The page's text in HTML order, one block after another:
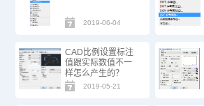
2019-06-04
CAD比例设置标注
值跟实际数值不一
样怎么产生的？
2019-05-21